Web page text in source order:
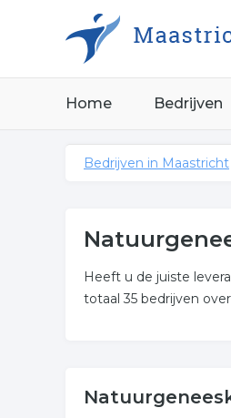
Home Bedrijven
Bedrijven in Maastricht
Heeft u de juiste
totaal 35 bedrijven
categorie spiritualiteit.